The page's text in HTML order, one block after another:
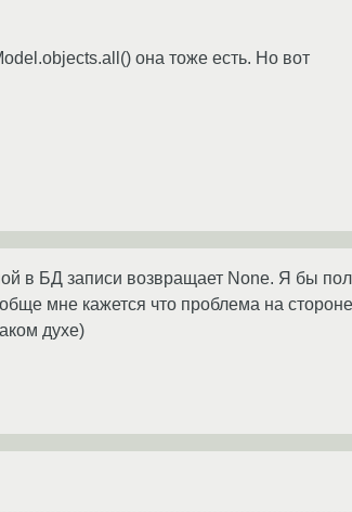
она тоже есть. Но вот
в БД записи возвращает None. Я бы
мне кажется что проблема на
духе)